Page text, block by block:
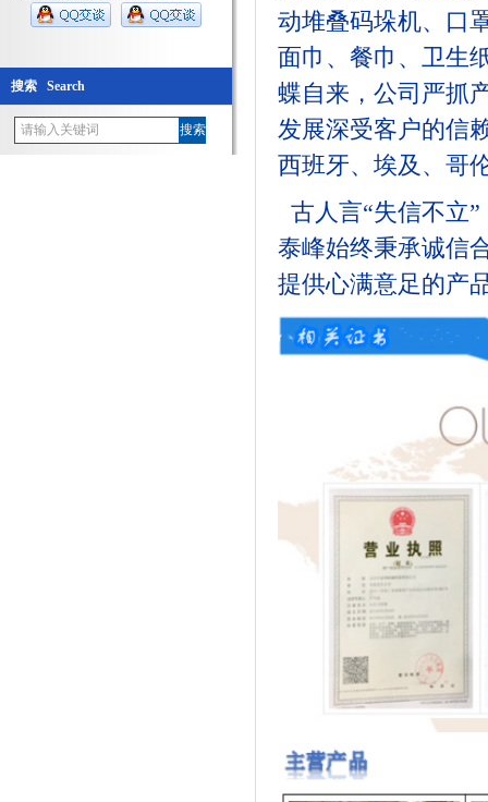
搜索 Search
动堆叠码垛机、口
面巾、餐巾、卫生
蝶自来，公司严抓
发展深受客户的信
西班牙、埃及、哥
古人言“失信不立”
泰峰始终秉承诚信
提供心满意足的产